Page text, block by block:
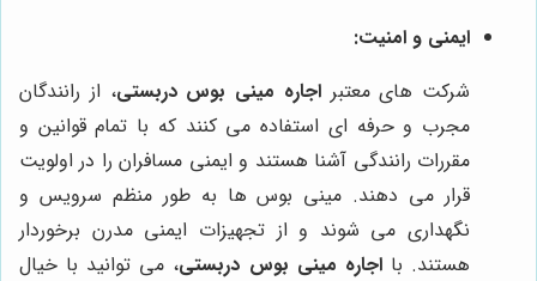
ایمنی و امنیت:
شرکت های معتبراجاره مینی بوس دربستی، از رانندگان
مجرب و حرفه ای استفاده می کنند که با تمام قوانین و
مقررات رانندگی آشنا هستند و ایمنی مسافران را در اولویت
قرار می دهند. مینی بوس ها به طور منظم سرویس و
نگهداری می شوند و از تجهیزات ایمنی مدرن برخوردار
هستند. بااجاره مینی بوس دربستی، می توانید با خیال